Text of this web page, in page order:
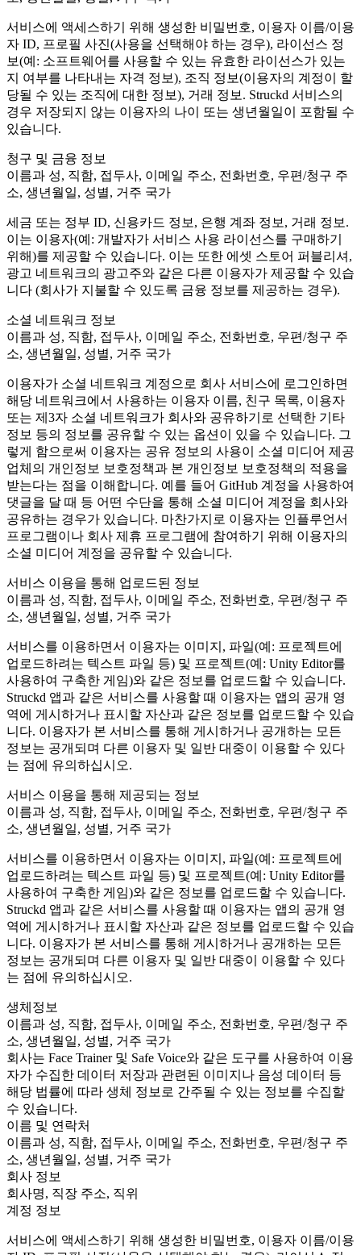
Unity
Примеры использования
Мобильные игры
Создавайте и развивайте мобильные хиты с Unity
Инди-игры
Выпускайте большие игры с небольшими командами
XR-игры
Запускайте XR-игры на разных платформах
Многопользовательские игры
Упрощенное создание многопользовательских игр
Новости
Новости, истории и пресс-центр
Программы сертификации
Докажите свое мастерство в Unity
서비스에 액세스하기 위해 생성한 비밀번호, 이용자 이름/이용
자 ID, 프로필 사진(사용을 선택해야 하는 경우), 라이선스 정
보(예: 소프트웨어를 사용할 수 있는 유효한 라이선스가 있는
지 여부를 나타내는 자격 정보), 조직 정보(이용자의 계정이 할
당될 수 있는 조직에 대한 정보), 거래 정보. Struckd 서비스의
경우 저장되지 않는 이용자의 나이 또는 생년월일이 포함될 수
있습니다.
청구 및 금융 정보
이름과 성, 직함, 접두사, 이메일 주소, 전화번호, 우편/청구 주
소, 생년월일, 성별, 거주 국가
세금 또는 정부 ID, 신용카드 정보, 은행 계좌 정보, 거래 정보.
이는 이용자(예: 개발자가 서비스 사용 라이선스를 구매하기
위해)를 제공할 수 있습니다. 이는 또한 에셋 스토어 퍼블리셔,
광고 네트워크의 광고주와 같은 다른 이용자가 제공할 수 있습
니다 (회사가 지불할 수 있도록 금융 정보를 제공하는 경우).
소셜 네트워크 정보
이름과 성, 직함, 접두사, 이메일 주소, 전화번호, 우편/청구 주
소, 생년월일, 성별, 거주 국가
이용자가 소셜 네트워크 계정으로 회사 서비스에 로그인하면
해당 네트워크에서 사용하는 이용자 이름, 친구 목록, 이용자
또는 제3자 소셜 네트워크가 회사와 공유하기로 선택한 기타
정보 등의 정보를 공유할 수 있는 옵션이 있을 수 있습니다. 그
렇게 함으로써 이용자는 공유 정보의 사용이 소셜 미디어 제공
업체의 개인정보 보호정책과 본 개인정보 보호정책의 적용을
받는다는 점을 이해합니다. 예를 들어 GitHub 계정을 사용하여
댓글을 달 때 등 어떤 수단을 통해 소셜 미디어 계정을 회사와
공유하는 경우가 있습니다. 마찬가지로 이용자는 인플루언서
프로그램이나 회사 제휴 프로그램에 참여하기 위해 이용자의
소셜 미디어 계정을 공유할 수 있습니다.
서비스 이용을 통해 업로드된 정보
이름과 성, 직함, 접두사, 이메일 주소, 전화번호, 우편/청구 주
소, 생년월일, 성별, 거주 국가
서비스를 이용하면서 이용자는 이미지, 파일(예: 프로젝트에
업로드하려는 텍스트 파일 등) 및 프로젝트(예: Unity Editor를
사용하여 구축한 게임)와 같은 정보를 업로드할 수 있습니다.
Struckd 앱과 같은 서비스를 사용할 때 이용자는 앱의 공개 영
역에 게시하거나 표시할 자산과 같은 정보를 업로드할 수 있습
니다. 이용자가 본 서비스를 통해 게시하거나 공개하는 모든
정보는 공개되며 다른 이용자 및 일반 대중이 이용할 수 있다
는 점에 유의하십시오.
서비스 이용을 통해 제공되는 정보
이름과 성, 직함, 접두사, 이메일 주소, 전화번호, 우편/청구 주
소, 생년월일, 성별, 거주 국가
서비스를 이용하면서 이용자는 이미지, 파일(예: 프로젝트에
업로드하려는 텍스트 파일 등) 및 프로젝트(예: Unity Editor를
사용하여 구축한 게임)와 같은 정보를 업로드할 수 있습니다.
Struckd 앱과 같은 서비스를 사용할 때 이용자는 앱의 공개 영
역에 게시하거나 표시할 자산과 같은 정보를 업로드할 수 있습
니다. 이용자가 본 서비스를 통해 게시하거나 공개하는 모든
정보는 공개되며 다른 이용자 및 일반 대중이 이용할 수 있다
는 점에 유의하십시오.
생체정보
이름과 성, 직함, 접두사, 이메일 주소, 전화번호, 우편/청구 주
소, 생년월일, 성별, 거주 국가
회사는 Face Trainer 및 Safe Voice와 같은 도구를 사용하여 이용
자가 수집한 데이터 저장과 관련된 이미지나 음성 데이터 등
해당 법률에 따라 생체 정보로 간주될 수 있는 정보를 수집할
수 있습니다.
이름 및 연락처
이름과 성, 직함, 접두사, 이메일 주소, 전화번호, 우편/청구 주
소, 생년월일, 성별, 거주 국가
회사 정보
회사명, 직장 주소, 직위
계정 정보
서비스에 액세스하기 위해 생성한 비밀번호, 이용자 이름/이용